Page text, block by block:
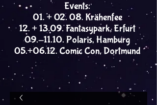
Events:
01. + 02. 08. Krähenfee
12. + 13.09. Fantasypark, Erfurt
09.-11.10. Polaris, Hamburg
05.+06.12. Comic Con, Dortmund